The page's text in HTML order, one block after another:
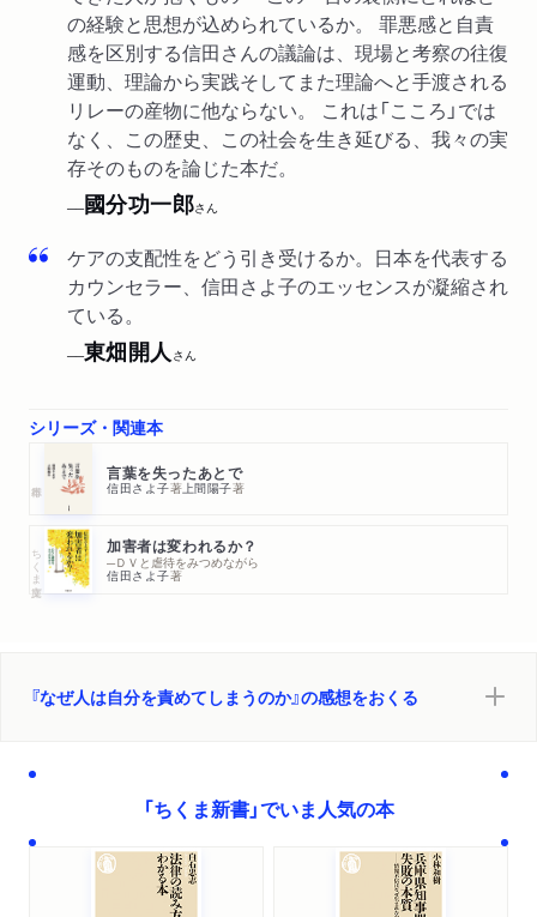
第５章 なぜ人は自分を責めてしまうのか
１ 自責感と規範の関係
規範を取り込む／規範の一貫性
２ 「すべて自分が悪い」という合理性
感情を抱けない／子どもの文脈／たったひとつの合理性
３ 根源的受動性
の罪
４ 自責感のあらわれ
自傷はサバイバル／アディクション／接触障害／性的な問題／
反転する自責感／家族と正義／あなたは悪くない
あとがき
索引
の経験と思想が込められているか。 罪悪感と自責
感を区別する信田さんの議論は、現場と考察の往復
運動、理論から実践そしてまた理論へと手渡される
リレーの産物に他ならない。 これは「こころ」では
なく、この歴史、この社会を生き延びる、我々の実
存そのものを論じた本だ。
──國分功一郎さん
ケアの支配性をどう引き受けるか。日本を代表する
カウンセラー、信田さよ子のエッセンスが凝縮され
ている。
──東畑開人 さん
シリーズ・関連本
言葉を失ったあとで
信田さよ子著上間陽子著
ちくま文庫 加害者は変われるか？
─ＤＶと虐待をみつめながら
信田さよ子著
『なぜ人は自分を責めてしまうのか』の感想をおくる
「ちくま新書」でいま人気の本